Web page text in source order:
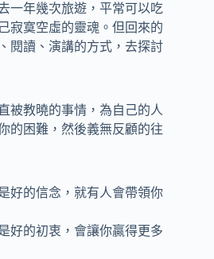
一年幾次旅遊，平常可以吃
寂寞空虛的靈魂。但回來的
閱讀、演講的方式，去探討
被教曉的事情，為自己的人
的困難，然後義無反顧的往
好的信念，就有人會帶領你
好的初衷，會讓你贏得更多